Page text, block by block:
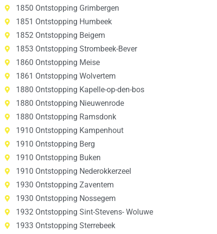
1850 Ontstopping Grimbergen
1851 Ontstopping Humbeek
1852 Ontstopping Beigem
1853 Ontstopping Strombeek-Bever
1860 Ontstopping Meise
1861 Ontstopping Wolvertem
1880 Ontstopping Kapelle-op-den-bos
1880 Ontstopping Nieuwenrode
1880 Ontstopping Ramsdonk
1910 Ontstopping Kampenhout
1910 Ontstopping Berg
1910 Ontstopping Buken
1910 Ontstopping Nederokkerzeel
1930 Ontstopping Zaventem
1930 Ontstopping Nossegem
1932 Ontstopping Sint-Stevens- Woluwe
1933 Ontstopping Sterrebeek